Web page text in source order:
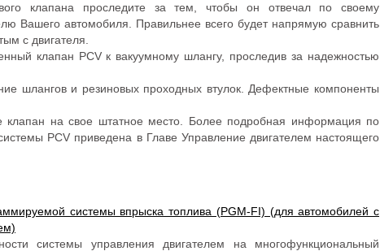
клапана проследите за тем, чтобы он отвечал по своему
Вашего автомобиля. Правильнее всего будет напрямую сравнить
с двигателя.
клапан PCV к вакуумному шлангу, проследив за надежностью
шлангов и резиновых проходных втулок. Дефектные компоненты
клапан на свое штатное место. Более подробная информация по
PCV приведена в Главе Управление двигателем настоящего
системы впрыска топлива (PGM-FI) (для автомобилей с
системы управления двигателем на многофункциональный